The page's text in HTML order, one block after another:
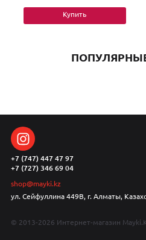
Купить
+7 (747) 447 47 97
+7 (727) 346 69 04
shop@mayki.kz
ул. Сейфуллина 449В, г. Алматы,
© 2013-2026 Интернет-магазин